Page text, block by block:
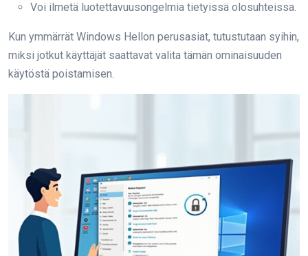
Voi ilmetä luotettavuusongelmia tietyissä olosuhteissa.
Kun ymmärrät Windows Hellon perusasiat, tutustutaan syihin,
miksi jotkut käyttäjät saattavat valita tämän ominaisuuden
käytöstä poistamisen.